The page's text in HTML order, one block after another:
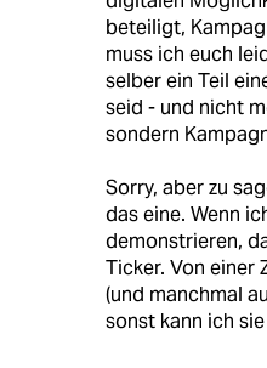
beteiligt,
muss ich euch
selber ein Teil
seid - und nicht
sondern
Sorry, aber zu
das eine. Wenn
demonstrieren,
Ticker. Von einer
(und manchmal
sonst kann ich